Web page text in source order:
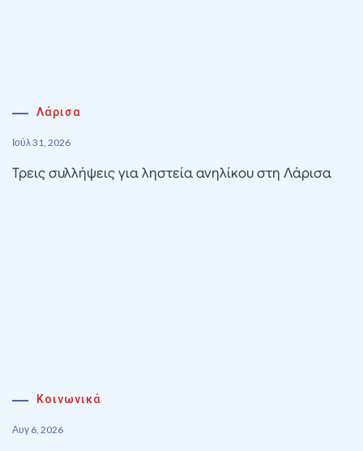
Λάρισα
Ιούλ 31, 2026
Τρεις συλλήψεις για ληστεία ανηλίκου στη Λάρισα
Κοινωνικά
Αυγ 6, 2026